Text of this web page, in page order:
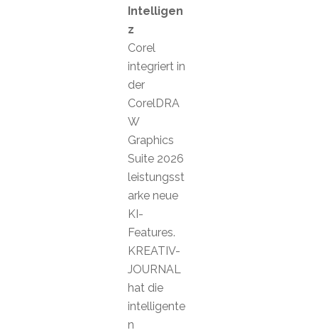
Intelligen
z
Corel
integriert in
der
CorelDRA
W
Graphics
Suite 2026
leistungsst
arke neue
KI-
Features.
KREATIV-
JOURNAL
hat die
intelligente
n